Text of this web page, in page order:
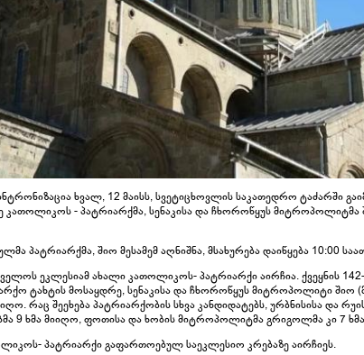
ხვალ, 12 მაისს, სვეტიცხოვლის საკათედრო ტაძარში
ე კათოლიკოს - პატრიარქმა, სენაკისა და ჩხოროწყუს მიტროპოლიტმა
პატრიარქმა, შიო მესამემ აღნიშნა, მსახურება დაიწყება 10:00
ეკლესიამ ახალი კათოლიკოს- პატრიარქი აირჩია. ქვეყნის
ტახტის მოსაყდრე, სენაკისა და ჩხოროწყუს მიტროპოლიტი შიო
რაც შეეხება პატრიარქობის სხვა კანდიდატებს, ურბნისისა და
9 ხმა მიიღო, ფოთისა და ხობის მიტროპოლიტმა გრიგოლმა კი 7
პატრიარქი გაფართოებულ საეკლესიო კრებაზე აირჩიეს.